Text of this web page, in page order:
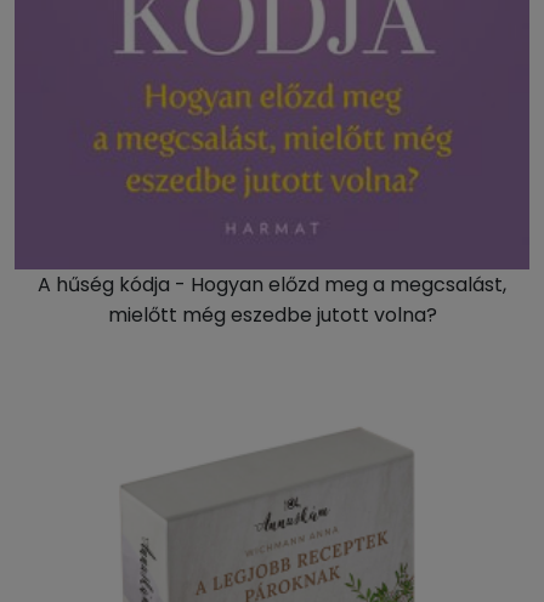
A hűség kódja - Hogyan előzd meg a megcsalást,
mielőtt még eszedbe jutott volna?